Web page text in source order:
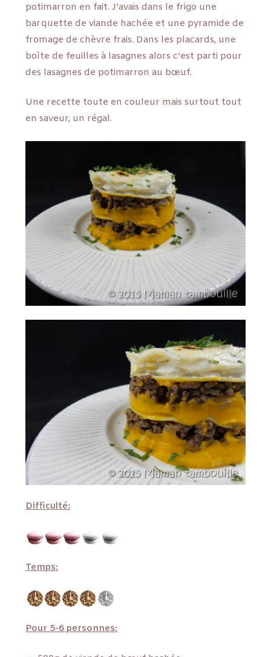
potimarron en fait. J’avais dans le frigo une
barquette de viande hachée et une pyramide de
fromage de chèvre frais. Dans les placards, une
boîte de feuilles à lasagnes alors c’est parti pour
des lasagnes de potimarron au bœuf.
Une recette toute en couleur mais surtout tout
en saveur, un régal.
Difficulté:
Temps:
Pour 5-6 personnes: